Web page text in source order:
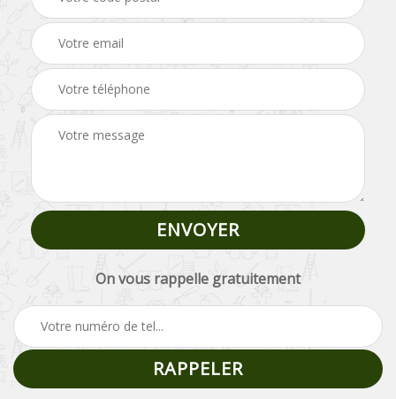
On vous rappelle gratuitement